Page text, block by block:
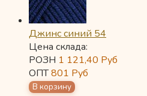
Джинс синий 54
Цена склада:
РОЗН 1 121,40 Руб
ОПТ801 Руб